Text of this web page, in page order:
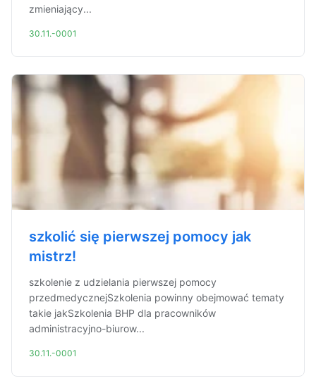
zmieniający...
30.11.-0001
szkolić się pierwszej pomocy jak
mistrz!
szkolenie z udzielania pierwszej pomocy
przedmedycznejSzkolenia powinny obejmować tematy
takie jakSzkolenia BHP dla pracowników
administracyjno-biurow...
30.11.-0001